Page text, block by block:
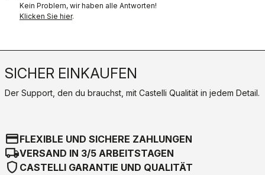
Kein Problem, wir haben alle Antworten!
Klicken Sie hier.
SICHER EINKAUFEN
Der Support, den du brauchst, mit Castelli Qualität in jedem Detail.
credit_cardFLEXIBLE UND SICHERE ZAHLUNGEN
local_shippingVERSAND IN 3/5 ARBEITSTAGEN
shield CASTELLI GARANTIE UND QUALITÄT